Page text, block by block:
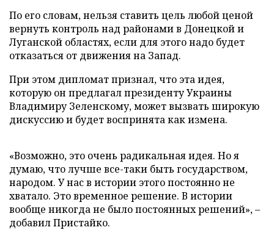
По его словам, нельзя ставить цель любой ценой
вернуть контроль над районами в Донецкой и
Луганской областях, если для этого надо будет
отказаться от движения на Запад.
При этом дипломат признал, что эта идея,
которую он предлагал президенту Украины
Владимиру Зеленскому, может вызвать широкую
дискуссию и будет воспринята как измена.
«Возможно, это очень радикальная идея. Но я
думаю, что лучше все-таки быть государством,
народом. У нас в истории этого постоянно не
хватало. Это временное решение. В истории
вообще никогда не было постоянных решений», –
добавил Пристайко.